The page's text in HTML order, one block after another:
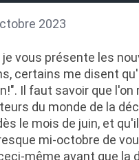
2023
vous présente les
certains me disent
Il faut savoir que l'on
du monde de la
le mois de juin, et
mi-octobre de
même avant que la